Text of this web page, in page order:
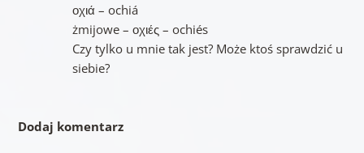
οχιά – ochiá
żmijowe – οχιές – ochiés
Czy tylko u mnie tak jest? Może ktoś sprawdzić u
siebie?
Dodaj komentarz